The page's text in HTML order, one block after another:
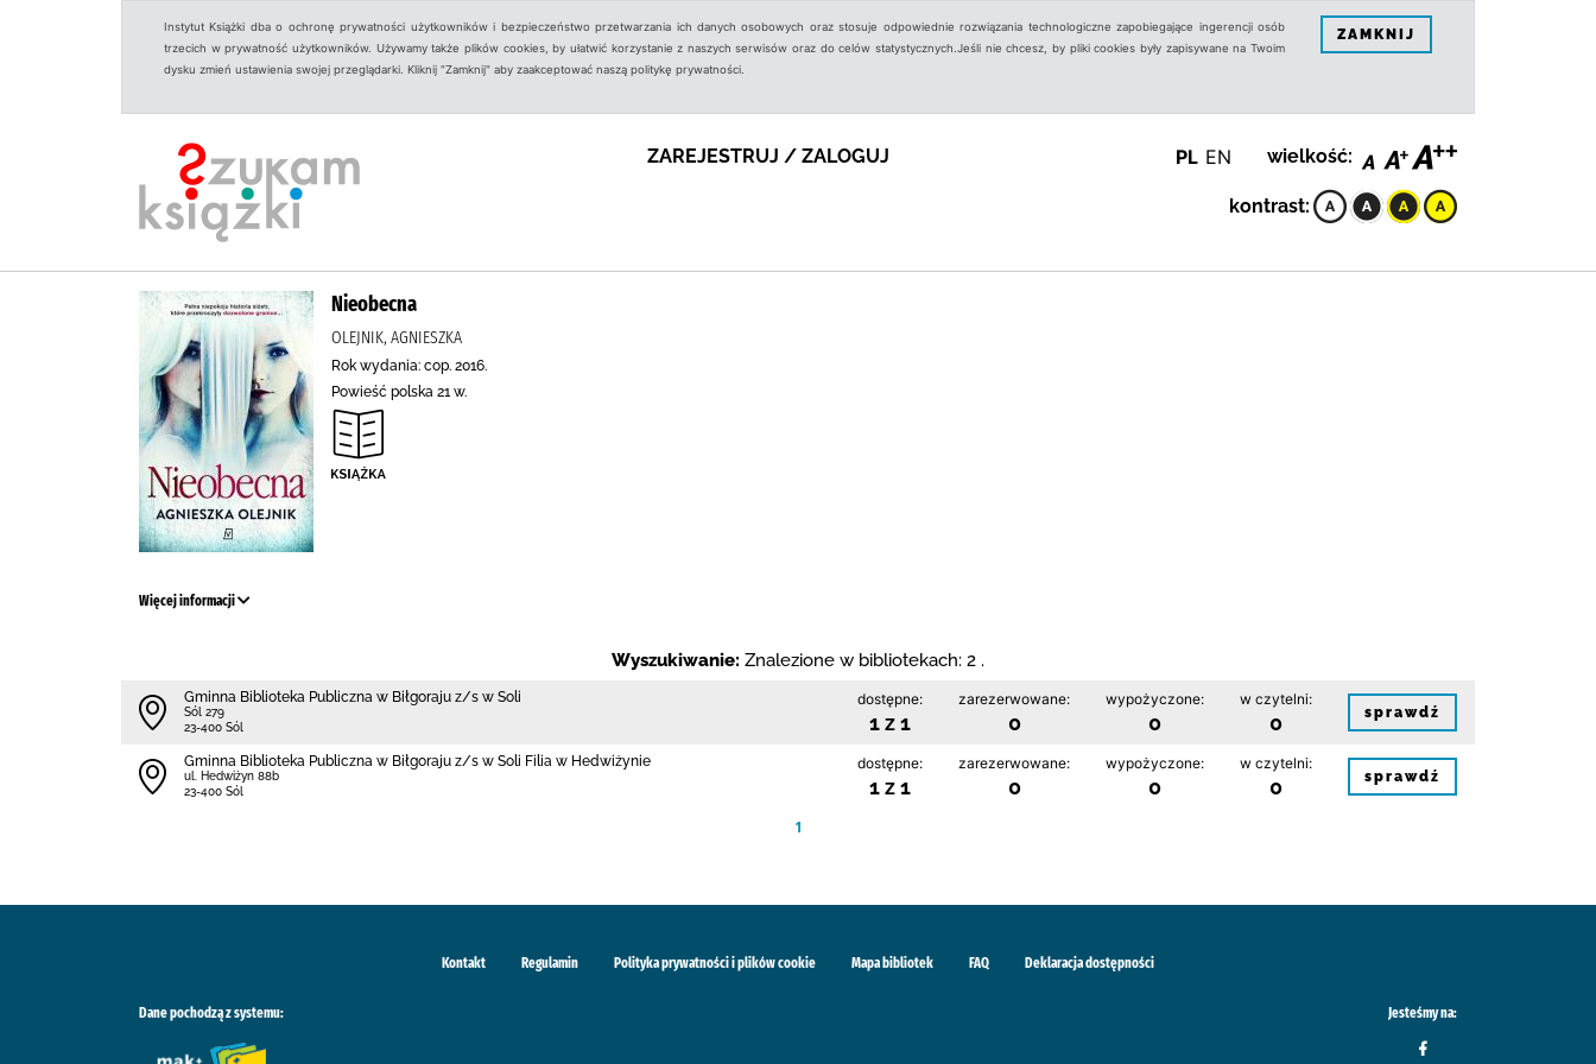
Instytut Książki dba o ochronę prywatności użytkowników i bezpieczeństwo przetwarzania ich danych osobowych oraz stosuje odpowiednie rozwiązania technologiczne zapobiegające ingerencji osób
trzecich w prywatność użytkowników. Używamy także plików cookies, by ułatwić korzystanie z naszych serwisów oraz do celów statystycznych.Jeśli nie chcesz, by pliki cookies były zapisywane na Twoim
dysku zmień ustawienia swojej przeglądarki. Kliknij "Zamknij" aby zaakceptować naszą politykę prywatności.
ZAMKNIJ
ZAREJESTRUJ / ZALOGUJ PL EN wielkość:
kontrast:
Nieobecna
OLEJNIK, AGNIESZKA
Rok wydania: cop. 2016.
Powieść polska 21 w.
Więcej informacji
Wyszukiwanie: Znalezione w bibliotekach: 2 .
Gminna Biblioteka Publiczna w Biłgoraju z/s w Soli
Sól 279
23-400 Sól
dostępne:
1 z 1
zarezerwowane:
0
wypożyczone:
0
w czytelni:
0 sprawdź
Gminna Biblioteka Publiczna w Biłgoraju z/s w Soli Filia w Hedwiżynie
ul. Hedwiżyn 88b
23-400 Sól
dostępne:
1 z 1
zarezerwowane:
0
wypożyczone:
0
w czytelni:
0 sprawdź
1
Kontakt Regulamin Polityka prywatności i plików cookie Mapa bibliotek FAQ Deklaracja dostępności
Dane pochodzą z systemu: Jesteśmy na: